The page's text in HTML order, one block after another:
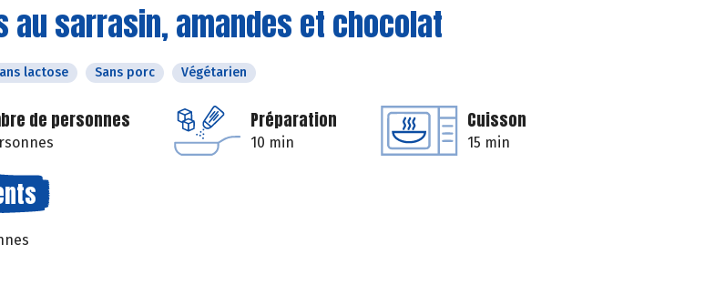
au sarrasin, amandes et chocolat
lactose Sans porc Végétarien
de personnes Préparation
10 min
Cuisson
15 min